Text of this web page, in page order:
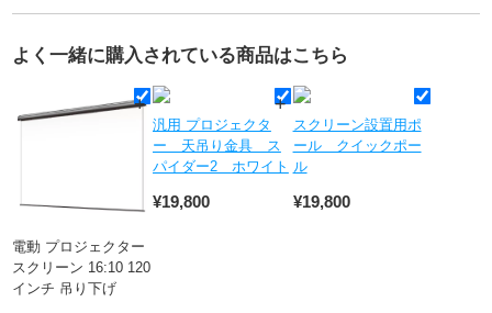
よく一緒に購入されている商品はこちら
電動 プロジェクター
スクリーン 16:10 120
インチ 吊り下げ
汎用 プロジェクタ
ー 天吊り金具 ス
パイダー2 ホワイト
¥19,800
スクリーン設置用ポ
ール クイックポー
ル
¥19,800